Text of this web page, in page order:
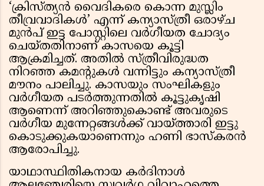
‘ക്രിസ്ത്യൻ വൈദികരെ കൊന്ന മുസ്ലിം
തീവ്രവാദികൾ’ എന്ന് കന്യാസ്ത്രീ ഒരാഴ്ച
മുൻപ് ഇട്ട പോസ്റ്റിലെ വർഗീയത ചോദ്യം
ചെയ്തതിനാണ് കാസയെ കൂട്ടി
ആക്രമിച്ചത്. അതിൽ സ്ത്രീവിരുദ്ധത
നിറഞ്ഞ കമന്റുകൾ വന്നിട്ടും കന്യാസ്ത്രീ
മൗനം പാലിച്ചു. കാസയും സംഘികളും
വർഗീയത പടർത്തുന്നതിൽ കൂട്ടുകൃഷി
ആണെന്ന് അറിഞ്ഞുകൊണ്ട് അവരുടെ
വർഗീയ മുന്നേറ്റങ്ങൾക്ക് വായ്ത്താരി ഇട്ടു
കൊടുക്കുകയാണെന്നും ഹണി ഭാസ്കരൻ
ആരോപിച്ചു.
യാഥാസ്ഥിതികനായ കർദിനാൾ